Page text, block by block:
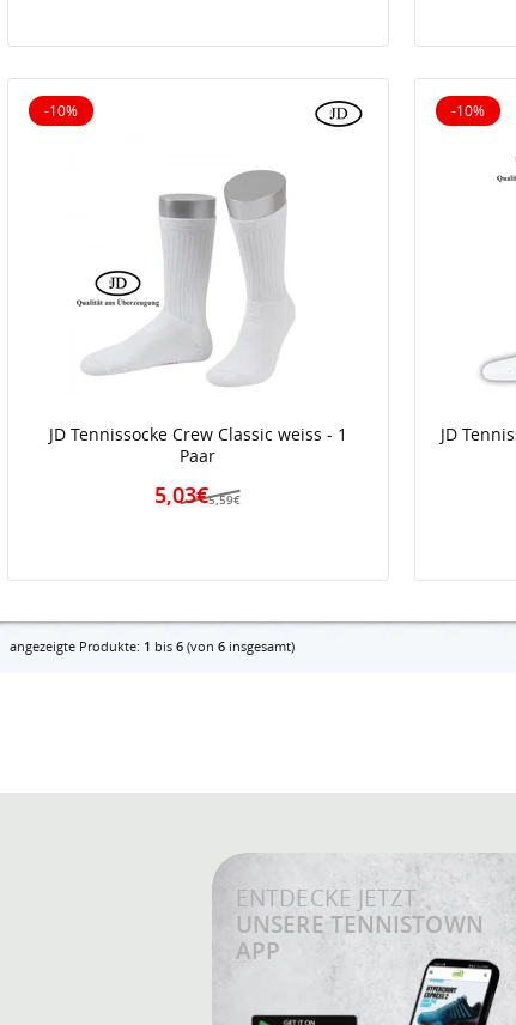
JD Tennissocke Crew Classic weiss - 1
Paar
5,59€
5,03€
-10%
10% reduziert
JD
-10%
10%
angezeigte Produkte: 1 bis 6 (von 6 insgesamt)
ENTDECKE JETZT
UNSERE TENNISTOWN
APP